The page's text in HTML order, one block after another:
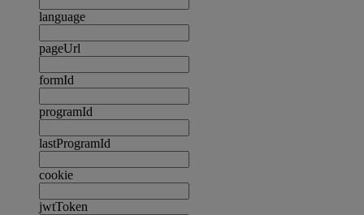
language
pageUrl
formId
programId
lastProgramId
cookie
jwtToken